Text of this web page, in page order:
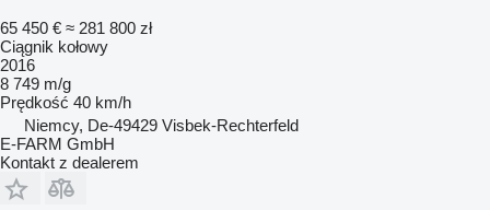
65 450 € ≈ 281 800 zł
Ciągnik kołowy
2016
8 749 m/g
Prędkość 40 km/h
Niemcy, De-49429 Visbek-Rechterfeld
E-FARM GmbH
Kontakt z dealerem